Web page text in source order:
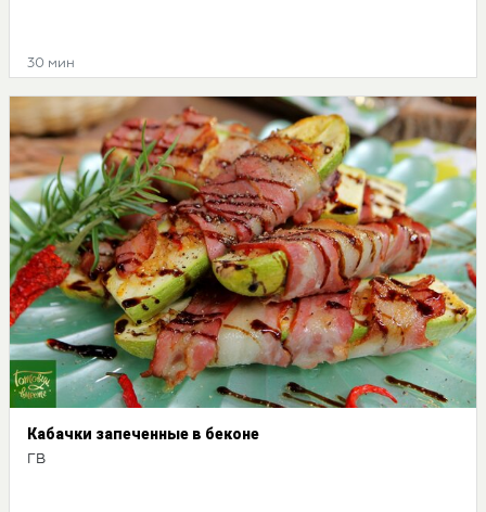
30 мин
Кабачки запеченные в беконе
ГВ